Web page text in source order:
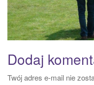
Dodaj
Twój adres e-mail nie